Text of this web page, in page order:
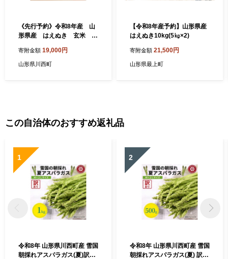
《先行予約》令和8年産 山
形県産 はえぬき 玄米 1
寄附金額 19,000円
山形県川西町
【令和8年産予約】山形県産
はえぬき10kg(5㎏×2)
寄附金額 21,500円
山形県最上町
この自治体のおすすめ返礼品
1
令和8年 山形県川西町産 雪国
朝採れアスパラガス(夏)訳あ
2
令和8年 山形県川西町産 雪国
朝採れアスパラガス(夏) 訳あ